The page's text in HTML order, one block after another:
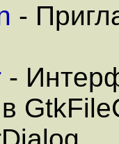
-
-